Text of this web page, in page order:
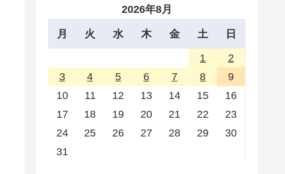
2026年8月
月 火 水 木 金 土 日
1
2
3
4 5 6 7 8
9
10
11 12 13 14 15
16
17
18 19 20 21 22
23
24
25 26 27 28 29
30
31